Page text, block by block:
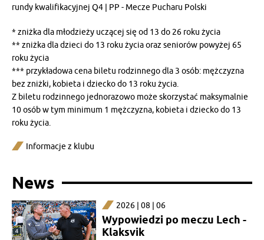
rundy kwalifikacyjnej Q4 | PP - Mecze Pucharu Polski
* zniżka dla młodzieży uczącej się od 13 do 26 roku życia
** zniżka dla dzieci do 13 roku życia oraz seniorów powyżej 65
roku życia
*** przykładowa cena biletu rodzinnego dla 3 osób: mężczyzna
bez zniżki, kobieta i dziecko do 13 roku życia.
Z biletu rodzinnego jednorazowo może skorzystać maksymalnie
10 osób w tym minimum 1 mężczyzna, kobieta i dziecko do 13
roku życia.
Informacje z klubu
News
2026 | 08 | 06
Wypowiedzi po meczu Lech -
Klaksvik